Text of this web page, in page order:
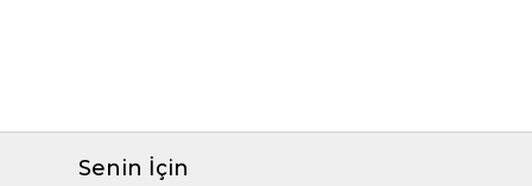
Senin İçin